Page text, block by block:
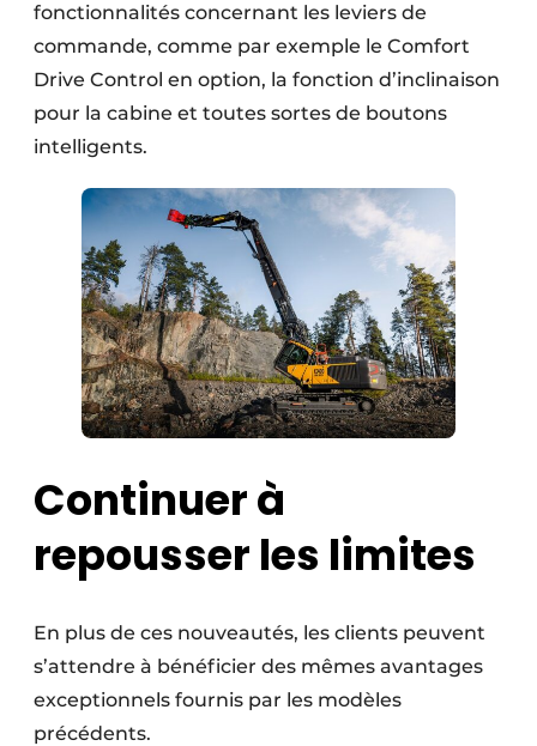
fonctionnalités concernant les leviers de
commande, comme par exemple le Comfort
Drive Control en option, la fonction d’inclinaison
pour la cabine et toutes sortes de boutons
intelligents.
Continuer à
repousser les limites
En plus de ces nouveautés, les clients peuvent
s’attendre à bénéficier des mêmes avantages
exceptionnels fournis par les modèles
précédents.